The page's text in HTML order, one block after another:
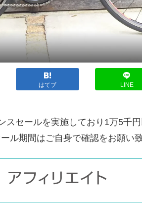
はてブ LINE
セールを実施しており1万5千
ル期間はご自身で確認をお願い致